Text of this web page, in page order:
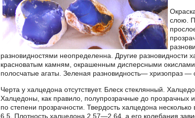
слою.
разновидностями неопределенна. Другие
красноватым камням, окрашенным дисперсными
полосчатые агаты. Зеленая разновидность— хризопраз
Черта у халцедона отсутствует. Блеск стеклянный.
Халцедоны, как правило, полупрозрачные до прозрачных
по степени прозрачности. Твердость халцедона
6,5. Плотность халцедона 2,57—2,64, а его колебания